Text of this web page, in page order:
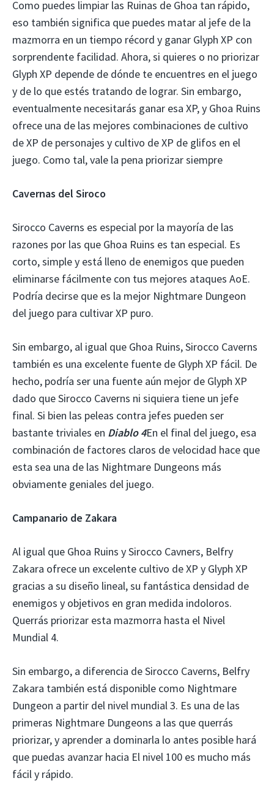
Como puedes limpiar las Ruinas de Ghoa tan rápido,
eso también significa que puedes matar al jefe de la
mazmorra en un tiempo récord y ganar Glyph XP con
sorprendente facilidad. Ahora, si quieres o no priorizar
Glyph XP depende de dónde te encuentres en el juego
y de lo que estés tratando de lograr. Sin embargo,
eventualmente necesitarás ganar esa XP, y Ghoa Ruins
ofrece una de las mejores combinaciones de cultivo
de XP de personajes y cultivo de XP de glifos en el
juego. Como tal, vale la pena priorizar siempre
Cavernas del Siroco
Sirocco Caverns es especial por la mayoría de las
razones por las que Ghoa Ruins es tan especial. Es
corto, simple y está lleno de enemigos que pueden
eliminarse fácilmente con tus mejores ataques AoE.
Podría decirse que es la mejor Nightmare Dungeon
del juego para cultivar XP puro.
Sin embargo, al igual que Ghoa Ruins, Sirocco Caverns
también es una excelente fuente de Glyph XP fácil. De
hecho, podría ser una fuente aún mejor de Glyph XP
dado que Sirocco Caverns ni siquiera tiene un jefe
final. Si bien las peleas contra jefes pueden ser
bastante triviales en Diablo 4En el final del juego, esa
combinación de factores claros de velocidad hace que
esta sea una de las Nightmare Dungeons más
obviamente geniales del juego.
Campanario de Zakara
Al igual que Ghoa Ruins y Sirocco Cavners, Belfry
Zakara ofrece un excelente cultivo de XP y Glyph XP
gracias a su diseño lineal, su fantástica densidad de
enemigos y objetivos en gran medida indoloros.
Querrás priorizar esta mazmorra hasta el Nivel
Mundial 4.
Sin embargo, a diferencia de Sirocco Caverns, Belfry
Zakara también está disponible como Nightmare
Dungeon a partir del nivel mundial 3. Es una de las
primeras Nightmare Dungeons a las que querrás
priorizar, y aprender a dominarla lo antes posible hará
que puedas avanzar hacia El nivel 100 es mucho más
fácil y rápido.